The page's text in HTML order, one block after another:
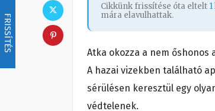
FRISSÍTÉS
Cikkünk frissítése óta eltelt
mára elavulhattak.
Atka okozza a nem őshonos
A hazai vizekben található
sérülésen keresztül egy
védtelenek.